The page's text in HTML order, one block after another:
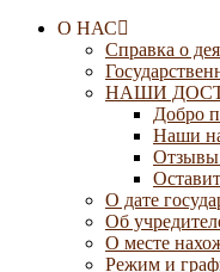
О НАС
Справка о
НАШИ
Добро
Наши
Отзывы
О дате
Об
О месте
Режим и